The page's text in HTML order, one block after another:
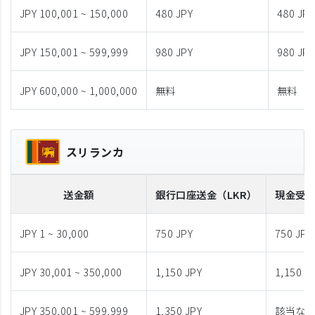
JPY 100,001 ~ 150,000 480 JPY 480 JPY
JPY 150,001 ~ 599,999 980 JPY 980 JPY
JPY 600,000 ~ 1,000,000 無料 無料
スリランカ
送金額 銀行口座送金 （LKR） 現金受
JPY 1 ~ 30,000 750 JPY 750 JPY
JPY 30,001 ~ 350,000 1,150 JPY 1,150
JPY 350,001 ~ 599,999 1,350 JPY 該当なし